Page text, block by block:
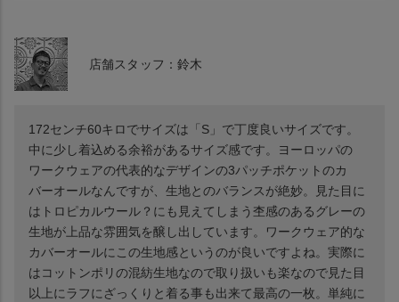
店舗スタッフ：鈴木
172センチ60キロでサイズは「S」で丁度良いサイズです。
中に少し着込める余裕があるサイズ感です。ヨーロッパの
ワークウェアの代表的なデザインの3パッチポケットのカ
バーオールなんですが、生地とのバランスが絶妙。見た目に
はトロピカルウール？にも見えてしまう杢感のあるグレーの
生地が上品な雰囲気を醸し出しています。ワークウェア的な
カバーオールにこの生地感というのが良いですよね。実際に
はコットンポリの混紡生地なので取り扱いも楽なので見た目
以上にラフにざっくりと着る事も出来て最高の一枚。単純に